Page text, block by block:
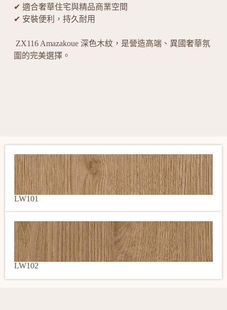
✔ 適合奢華住宅與精品商業空間
✔ 安裝便利，持久耐用
ZX116 Amazakoue 深色木紋，是營造高端、異國奢華氛
圍的完美選擇。
LW101
LW102